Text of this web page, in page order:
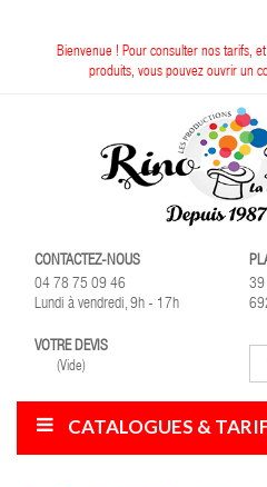
Bienvenue ! Pour consulter nos tarifs,
produits, vous pouvez ouvrir un
CONTACTEZ-NOUS
04 78 75 09 46
Lundi à vendredi, 9h - 17h
39
VOTRE DEVIS
(Vide)
CATALOGUES &